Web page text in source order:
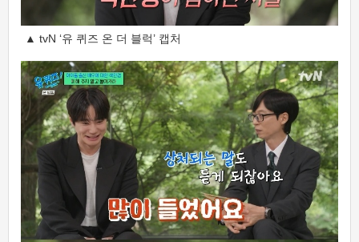
▲ tvN ‘유 퀴즈 온 더 블럭’ 캡처